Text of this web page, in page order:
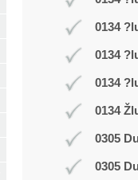
0134
0134
0134
0134
0305
0305